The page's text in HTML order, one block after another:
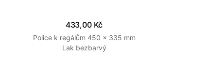
433,00 Kč
Police k regálům 450 x 335 mm
Lak bezbarvý